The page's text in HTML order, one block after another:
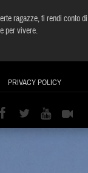
ragazze, ti rendi conto
per vivere.
PRIVACY POLICY